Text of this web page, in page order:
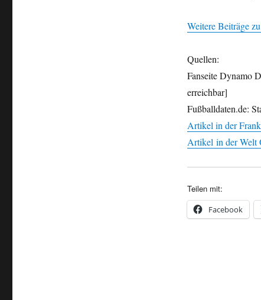
Weitere Beiträge
Quellen:
Fanseite Dynamo
erreichbar]
Fußballdaten.de:
Artikel in der
Artikel in der Welt
Teilen mit:
Facebook